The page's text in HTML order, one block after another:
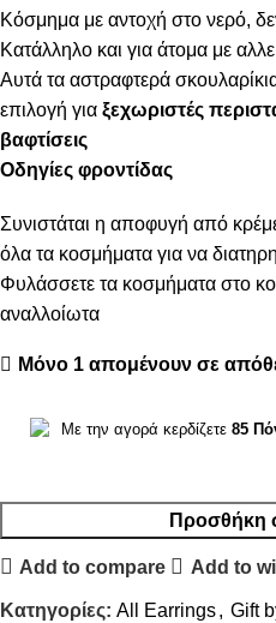
Κόσμημα με αντοχή στο νερό,
Κατάλληλο και για άτομα με
Αυτά τα αστραφτερά
επιλογή για ξεχωριστές
βαφτίσεις
Οδηγίες φροντίδας
Συνιστάται η αποφυγή από
όλα τα κοσμήματα για να
Φυλάσσετε τα κοσμήματα στο
αναλλοίωτα
Μόνο 1 απομένουν σε
Με την αγορά κερδίζετε 85
Προσθήκη
Add to compare Add to
Κατηγορίες: All Earrings, Gift